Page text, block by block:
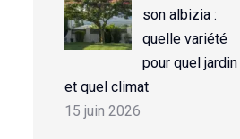
son albizia :
quelle variété
pour quel jardin
et quel climat
15 juin 2026